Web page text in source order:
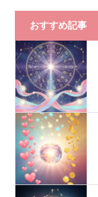
おすすめ記事